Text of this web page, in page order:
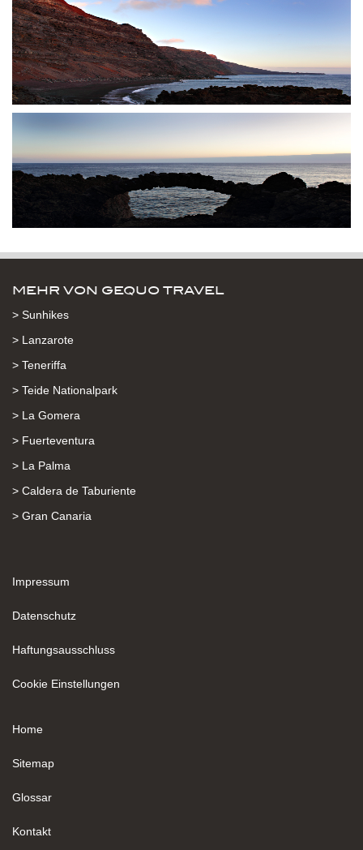
MEHR VON GEQUO TRAVEL
> Sunhikes
> Lanzarote
> Teneriffa
> Teide Nationalpark
> La Gomera
> Fuerteventura
> La Palma
> Caldera de Taburiente
> Gran Canaria
Impressum
Datenschutz
Haftungsausschluss
Cookie Einstellungen
Home
Sitemap
Glossar
Kontakt